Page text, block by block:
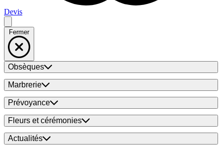
Devis
Fermer
Obsèques
Marbrerie
Prévoyance
Fleurs et cérémonies
Actualités